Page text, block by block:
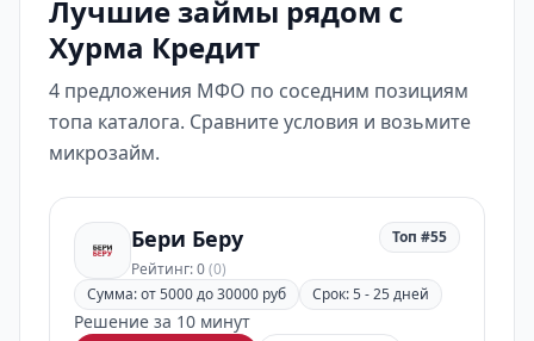
Лучшие займы рядом с
Хурма Кредит
4 предложения МФО по соседним позициям
топа каталога. Сравните условия и возьмите
микрозайм.
Бери Беру
Рейтинг: 0(0)
Топ #55
Сумма: от 5000 до 30000 руб Срок: 5 - 25 дней
Решение за 10 минут